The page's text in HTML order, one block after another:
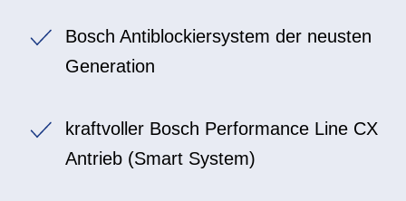
Bosch Antiblockiersystem der neusten
Generation
kraftvoller Bosch Performance Line CX
Antrieb (Smart System)